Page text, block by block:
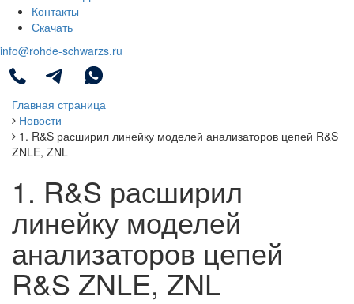
Контакты
Скачать
info@rohde-schwarzs.ru
Главная страница
Новости
1. R&S расширил линейку моделей анализаторов цепей R&S
ZNLE, ZNL
1. R&S расширил
линейку моделей
анализаторов цепей
R&S ZNLE, ZNL